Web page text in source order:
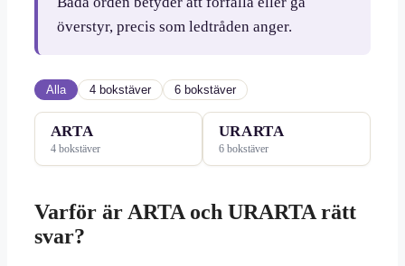
överstyr, precis som ledtråden anger.
Alla 4 bokstäver 6 bokstäver
ARTA
4 bokstäver
URARTA
6 bokstäver
Varför är ARTA och URARTA rätt
svar?